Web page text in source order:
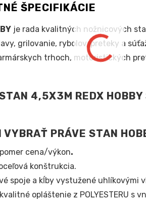
ŠPECIFIKÁCIE
je rada kvalitných nožnicových
grilovanie, rybolov, preteky a
trhoch, motoristických
VYBRAŤ PRÁVE STAN
cena/výkon.
konštrukcia.
spoje a kĺby vystužené uhlíkovými
opláštenie z POLYESTERU s